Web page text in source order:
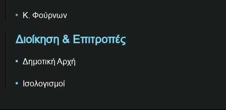
Κ. Φούρνων
Διοίκηση & Επιτροπές
Δημοτική Αρχή
Ισολογισμοί